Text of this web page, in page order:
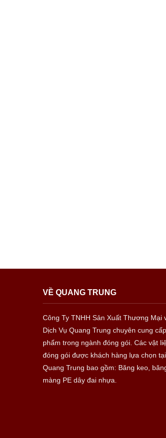
VỀ QUANG TRUNG
Công Ty TNHH Sản Xuất Thương Mại
Dịch Vụ Quang Trung chuyên cung
phẩm trong ngành đóng gói. Các vật
đóng gói được khách hàng lựa chọn tại
Quang Trung bao gồm: Băng keo,
màng PE dây đai nhựa.